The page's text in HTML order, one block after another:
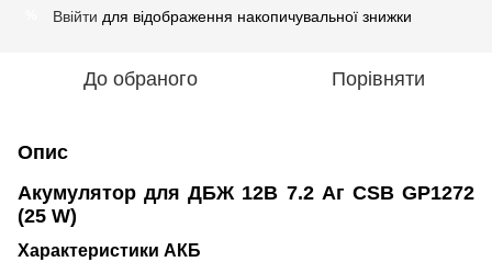
Ввійти для відображення накопичувальної знижки
До обраного Порівняти
Опис
Акумулятор для ДБЖ 12В 7.2 Аг CSB GP1272
(25 W)
Характеристики АКБ